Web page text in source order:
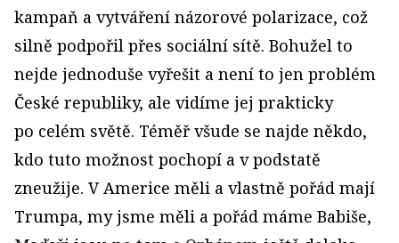
kampaň a vytváření názorové polarizace, což
silně podpořil přes sociální sítě. Bohužel to
nejde jednoduše vyřešit a není to jen problém
České republiky, ale vidíme jej prakticky
po celém světě. Téměř všude se najde někdo,
kdo tuto možnost pochopí a v podstatě
zneužije. V Americe měli a vlastně pořád mají
Trumpa, my jsme měli a pořád máme Babiše,